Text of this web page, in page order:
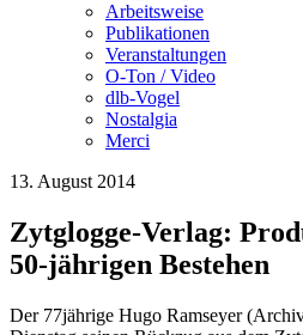
Arbeitsweise
Publikationen
Veranstaltungen
O-Ton / Video
dlb-Vogel
Nostalgia
Merci
13. August 2014
Zytglogge-Verlag:
50-jährigen Bestehen
Der 77jährige Hugo Ramseyer